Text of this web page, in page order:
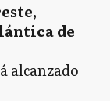
de
alcanzado